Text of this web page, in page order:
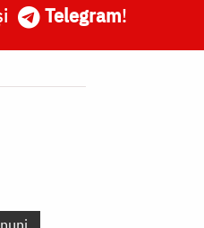
Telegram!